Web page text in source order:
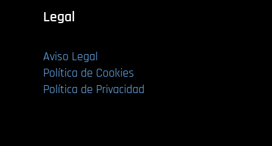
Legal
Aviso Legal
Política de Cookies
Política de Privacidad